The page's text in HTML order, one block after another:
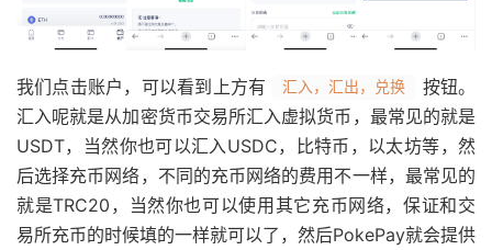
我们点击账户，可以看到上方有 汇入，汇出，兑换
按钮。
汇入呢就是从加密货币交易所汇入虚拟货币，最常见的就是
USDT，当然你也可以汇入USDC，比特币，以太坊等，然
后选择充币网络，不同的充币网络的费用不一样，最常见的
就是TRC20，当然你也可以使用其它充币网络，保证和交
易所充币的时候填的一样就可以了，然后PokePay就会提供